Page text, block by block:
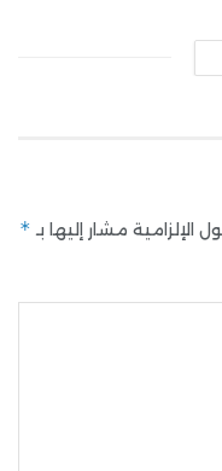
الإلزامية مشار إليها بـ *